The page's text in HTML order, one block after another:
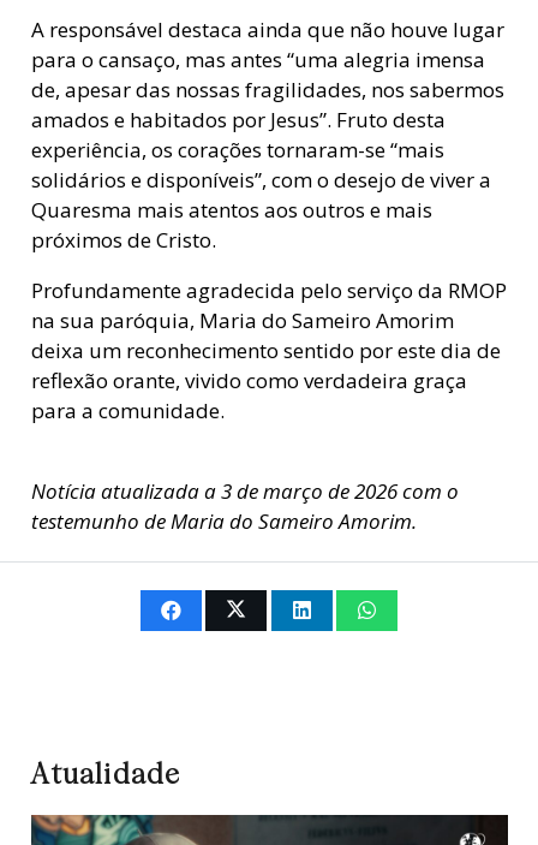
A responsável destaca ainda que não houve lugar
para o cansaço, mas antes “uma alegria imensa
de, apesar das nossas fragilidades, nos sabermos
amados e habitados por Jesus”. Fruto desta
experiência, os corações tornaram-se “mais
solidários e disponíveis”, com o desejo de viver a
Quaresma mais atentos aos outros e mais
próximos de Cristo.
Profundamente agradecida pelo serviço da RMOP
na sua paróquia, Maria do Sameiro Amorim
deixa um reconhecimento sentido por este dia de
reflexão orante, vivido como verdadeira graça
para a comunidade.
Notícia atualizada a 3 de março de 2026 com o
testemunho de Maria do Sameiro Amorim.
Atualidade